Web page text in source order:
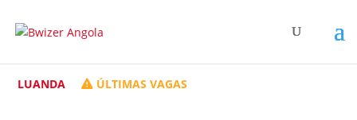
LUANDA ÚLTIMAS VAGAS